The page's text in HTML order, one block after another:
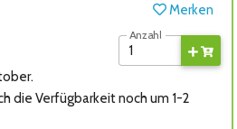
Merken
Anzahl
die Verfügbarkeit noch um 1-2